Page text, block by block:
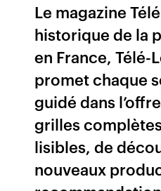
Le magazine
historique de la
en France, Télé-
promet chaque
guidé dans
grilles
lisibles, de
nouveaux